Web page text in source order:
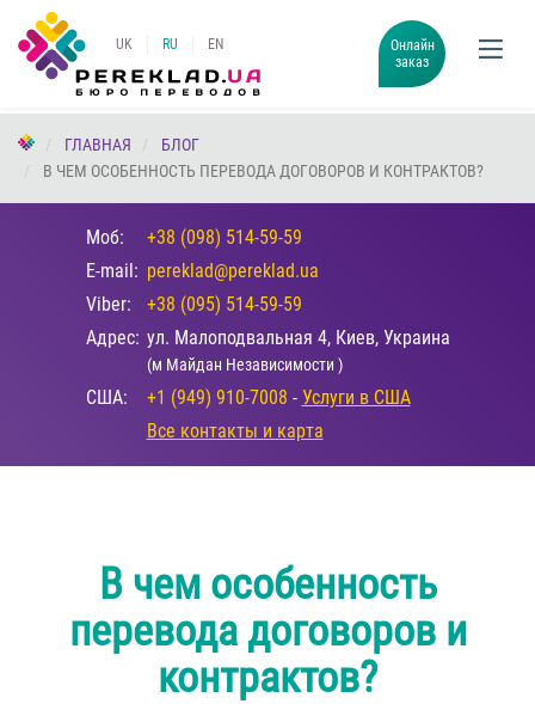
UK RU EN
Онлайн
заказ
ГЛАВНАЯ
БЛОГ
В ЧЕМ ОСОБЕННОСТЬ ПЕРЕВОДА ДОГОВОРОВ И КОНТРАКТОВ?
Моб:
+38 (098) 514-59-59
E-mail: pereklad@pereklad.ua
Viber:
+38 (095) 514-59-59
Адрес: ул. Малоподвальная 4, Киев, Украина
(м Майдан Независимости )
США: +1 (949) 910-7008 - Услуги в США
Все контакты и карта
В чем особенность
перевода договоров и
контрактов?